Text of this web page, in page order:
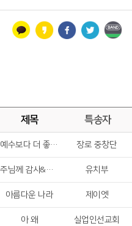
제목 특송자
예수보다 더 좋은 친구 없네 장로 중창단
주님께 감사&무화과 나무잎이' 유치부
아름다운 나라 제이엣
아 왜 실업인선교회